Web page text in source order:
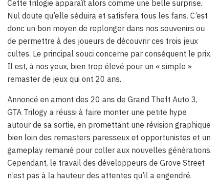
Cette trilogie apparaît alors comme une belle surprise.
Nul doute qu’elle séduira et satisfera tous les fans. C’est
donc un bon moyen de replonger dans nos souvenirs ou
de permettre à des joueurs de découvrir ces trois jeux
cultes. Le principal souci concerne par conséquent le prix.
Il est, à nos yeux, bien trop élevé pour un « simple »
remaster de jeux qui ont 20 ans.
Annoncé en amont des 20 ans de Grand Theft Auto 3,
GTA Trilogy a réussi à faire monter une petite hype
autour de sa sortie, en promettant une révision graphique
bien loin des remasters paresseux et opportunistes et un
gameplay remanié pour coller aux nouvelles générations.
Cependant, le travail des développeurs de Grove Street
n’est pas à la hauteur des attentes qu’il a engendré.